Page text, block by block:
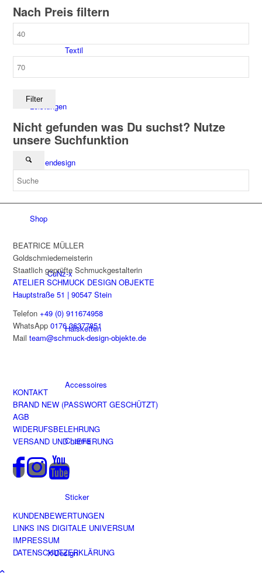
Textil
Leistungen
Firmendesign
Shop
CuNz-x
Halsketten
Accessoires
Charms
Sticker
X-Design
Nach Preis filtern
Filter
Nicht gefunden was Du suchst? Nutze
unsere Suchfunktion
BEATRICE MÜLLER
Goldschmiedemeisterin
Staatlich geprüfte Schmuckgestalterin
ATELIER SCHMUCK DESIGN OBJEKTE
Hauptstraße 51 | 90547 Stein
Telefon+49 (0) 911674958
WhatsApp0176 36377851
Mailteam@schmuck-design-objekte.de
KONTAKT
BRAND NEW (PASSWORT GESCHÜTZT)
AGB
WIDERUFSBELEHRUNG
VERSAND UND LIEFERUNG
KUNDENBEWERTUNGEN
LINKS INS DIGITALE UNIVERSUM
IMPRESSUM
DATENSCHUTZERKLÄRUNG